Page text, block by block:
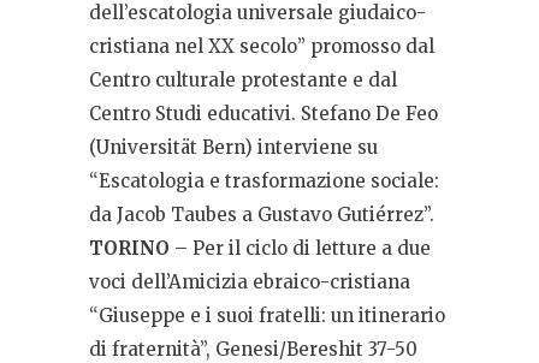
dell’escatologia universale giudaico-
cristiana nel XX secolo” promosso dal
Centro culturale protestante e dal
Centro Studi educativi. Stefano De Feo
(Universität Bern) interviene su
“Escatologia e trasformazione sociale:
da Jacob Taubes a Gustavo Gutiérrez”.
TORINO – Per il ciclo di letture a due
voci dell’Amicizia ebraico-cristiana
“Giuseppe e i suoi fratelli: un itinerario
di fraternità”, Genesi/Bereshit 37-50